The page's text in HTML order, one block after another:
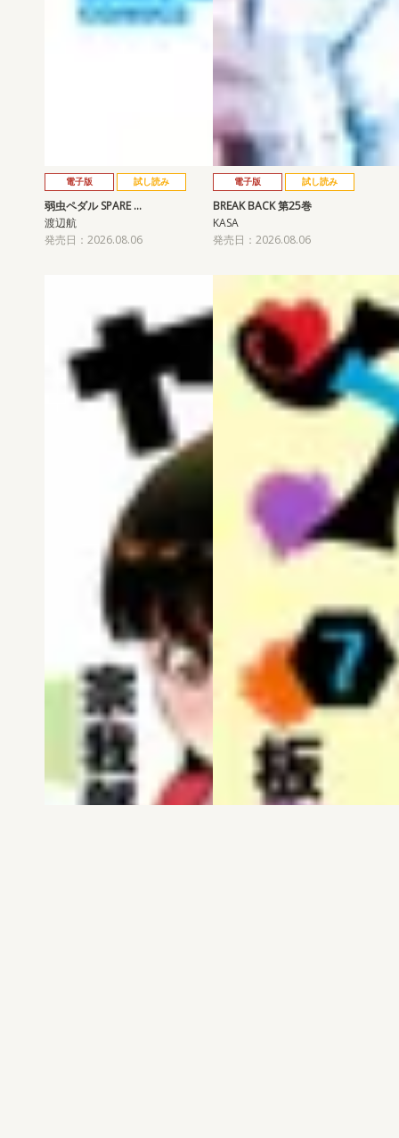
電子版 試し読み
弱虫ペダル SPARE …
渡辺航
発売日：2026.08.06
電子版 試し読み
BREAK BACK 第25巻
KASA
発売日：2026.08.06